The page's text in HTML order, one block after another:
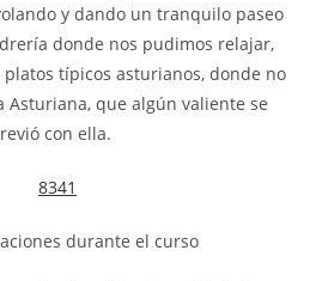
y dando un tranquilo paseo
donde nos pudimos relajar,
típicos asturianos, donde no
Asturiana, que algún valiente se
con ella.
durante el curso